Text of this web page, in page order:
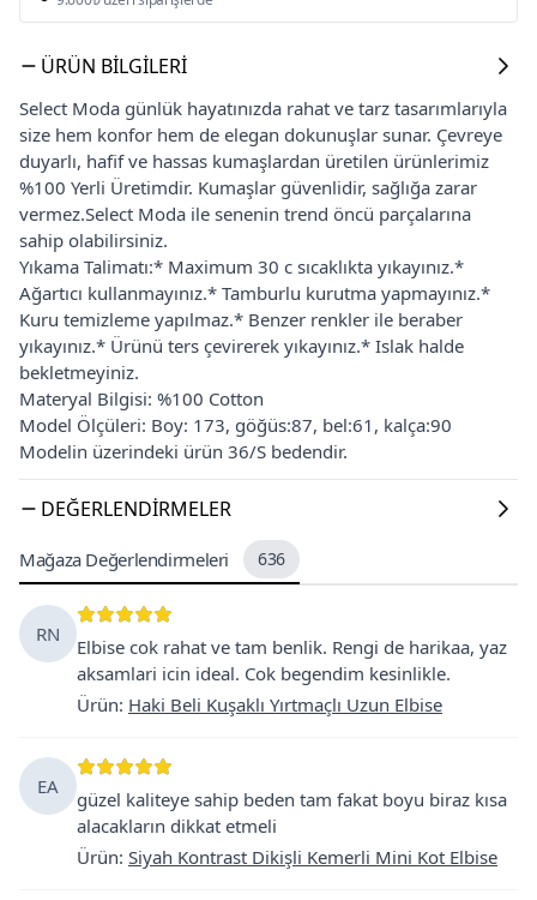
ÜRÜN BILGILERI
Select Moda günlük hayatınızda rahat ve tarz tasarımlarıyla
size hem konfor hem de elegan dokunuşlar sunar. Çevreye
duyarlı, hafif ve hassas kumaşlardan üretilen ürünlerimiz
%100 Yerli Üretimdir. Kumaşlar güvenlidir, sağlığa zarar
vermez.Select Moda ile senenin trend öncü parçalarına
sahip olabilirsiniz.
Yıkama Talimatı:* Maximum 30 c sıcaklıkta yıkayınız.*
Ağartıcı kullanmayınız.* Tamburlu kurutma yapmayınız.*
Kuru temizleme yapılmaz.* Benzer renkler ile beraber
yıkayınız.* Ürünü ters çevirerek yıkayınız.* Islak halde
bekletmeyiniz.
Materyal Bilgisi: %100 Cotton
Model Ölçüleri: Boy: 173, göğüs:87, bel:61, kalça:90
Modelin üzerindeki ürün 36/S bedendir.
DEĞERLENDIRMELER
Mağaza Değerlendirmeleri 636
RN
Elbise cok rahat ve tam benlik. Rengi de harikaa, yaz
aksamlari icin ideal. Cok begendim kesinlikle.
Ürün: Haki Beli Kuşaklı Yırtmaçlı Uzun Elbise
EA
güzel kaliteye sahip beden tam fakat boyu biraz kısa
alacakların dikkat etmeli
Ürün: Siyah Kontrast Dikişli Kemerli Mini Kot Elbise